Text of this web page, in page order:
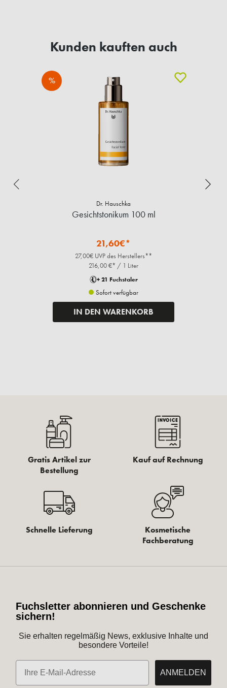
Kunden kauften auch
%
Dr. Hauschka
Gesichtstonikum 100 ml
21,60€*
27,00€ UVP des Herstellers**
216,00 €* / 1 Liter
+ 21 Fuchstaler
Sofort verfügbar
IN DEN WARENKORB
Gratis Artikel zur
Bestellung
Kauf auf Rechnung
Schnelle Lieferung
Kosmetische
Fachberatung
Fuchsletter abonnieren und Geschenke
sichern!
Sie erhalten regelmäßig News, exklusive Inhalte und
besondere Vorteile!
E-Mail
ANMELDEN